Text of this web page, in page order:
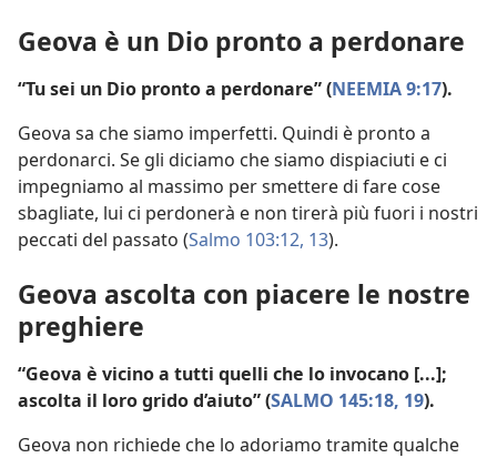
Geova è un Dio pronto a perdonare
“Tu sei un Dio pronto a perdonare” (NEEMIA 9:17).
Geova sa che siamo imperfetti. Quindi è pronto a
perdonarci. Se gli diciamo che siamo dispiaciuti e ci
impegniamo al massimo per smettere di fare cose
sbagliate, lui ci perdonerà e non tirerà più fuori i nostri
peccati del passato (Salmo 103:12, 13).
Geova ascolta con piacere le nostre
preghiere
“Geova è vicino a tutti quelli che lo invocano [...];
ascolta il loro grido d’aiuto” (SALMO 145:18, 19).
Geova non richiede che lo adoriamo tramite qualche